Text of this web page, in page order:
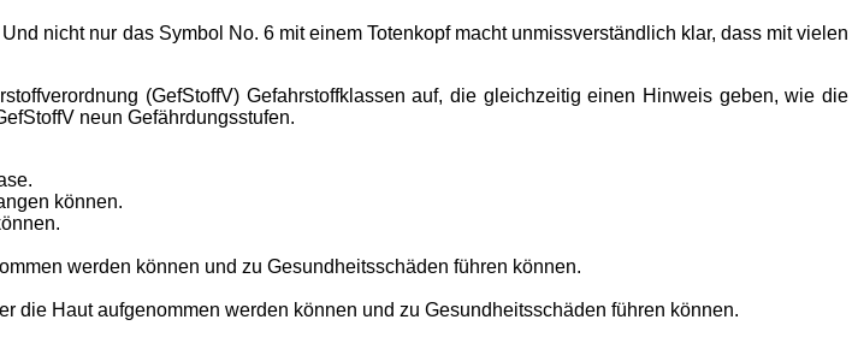
nicht nur das Symbol No. 6 mit einem Totenkopf macht unmissverständlich klar, dass mit vielen
(GefStoffV) Gefahrstoffklassen auf, die gleichzeitig einen Hinweis geben, wie die
neun Gefährdungsstufen.
können.
werden können und zu Gesundheitsschäden führen können.
die Haut aufgenommen werden können und zu Gesundheitsschäden führen können.